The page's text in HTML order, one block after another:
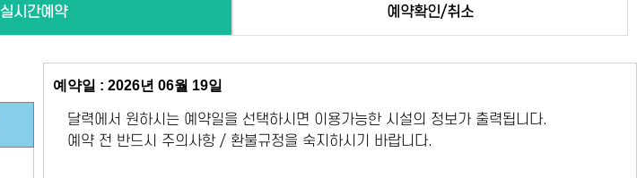
실시간예약 예약확인/취소
예약일 : 2026년 06월 19일
달력에서 원하시는 예약일을 선택하시면 이용가능한 시설의 정보가 출력됩니다.
예약 전 반드시 주의사항 / 환불규정을 숙지하시기 바랍니다.